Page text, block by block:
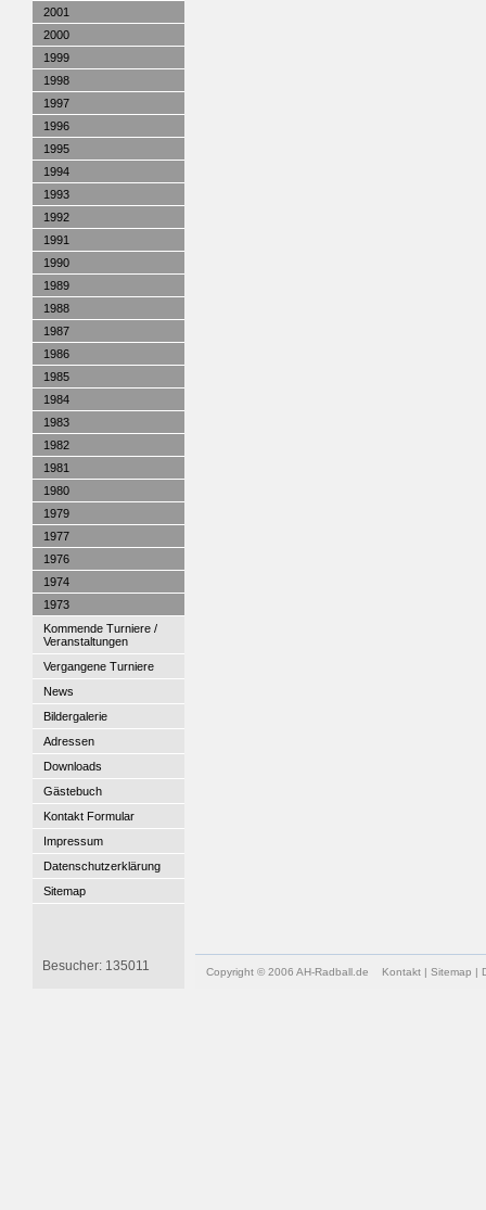
2001
2000
1999
1998
1997
1996
1995
1994
1993
1992
1991
1990
1989
1988
1987
1986
1985
1984
1983
1982
1981
1980
1979
1977
1976
1974
1973
Kommende Turniere /
Veranstaltungen
Vergangene Turniere
News
Bildergalerie
Adressen
Downloads
Gästebuch
Kontakt Formular
Impressum
Datenschutzerklärung
Sitemap
Besucher: 135011 Copyright © 2006 AH-Radball.de Kontakt | Sitemap |